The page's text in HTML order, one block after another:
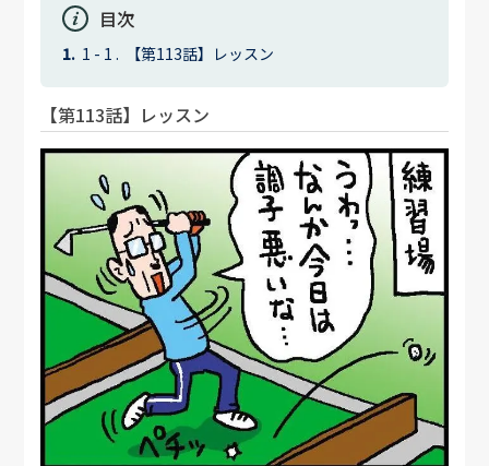
目次
【第113話】レッスン
【第113話】レッスン